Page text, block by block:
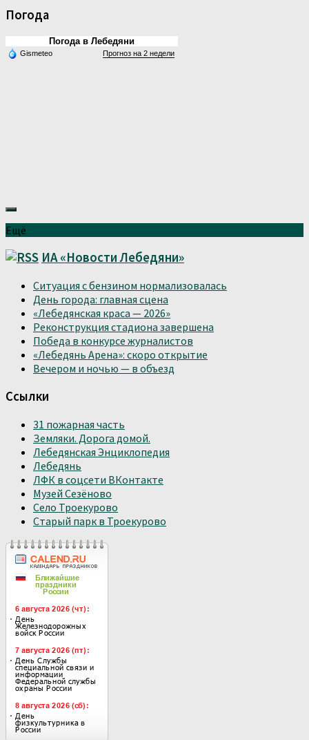
Погода
Погода в Лебедяни
Gismeteo Прогноз на 2 недели
Ещё
ИА «Новости Лебедяни»
Ситуация с бензином нормализовалась
День города: главная сцена
«Лебедянская краса — 2026»
Реконструкция стадиона завершена
Победа в конкурсе журналистов
«Лебедянь Арена»: скоро открытие
Вечером и ночью — в объезд
Ссылки
31 пожарная часть
Земляки. Дорога домой.
Лебедянская Энциклопедия
Лебедянь
ЛФК в соцсети ВКонтакте
Музей Сезёново
Село Троекурово
Старый парк в Троекурово